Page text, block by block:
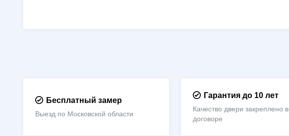
Бесплатный замер
Выезд по Московской области
Гарантия до 10 лет
Качество двери закреплено в
договоре